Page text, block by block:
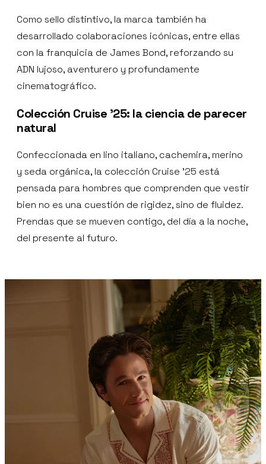
Como sello distintivo, la marca también ha
desarrollado colaboraciones icónicas, entre ellas
con la franquicia de James Bond, reforzando su
ADN lujoso, aventurero y profundamente
cinematográfico.
Colección Cruise ’25: la ciencia de parecer
natural
Confeccionada en lino italiano, cachemira, merino
y seda orgánica, la colección Cruise ’25 está
pensada para hombres que comprenden que vestir
bien no es una cuestión de rigidez, sino de fluidez.
Prendas que se mueven contigo, del día a la noche,
del presente al futuro.